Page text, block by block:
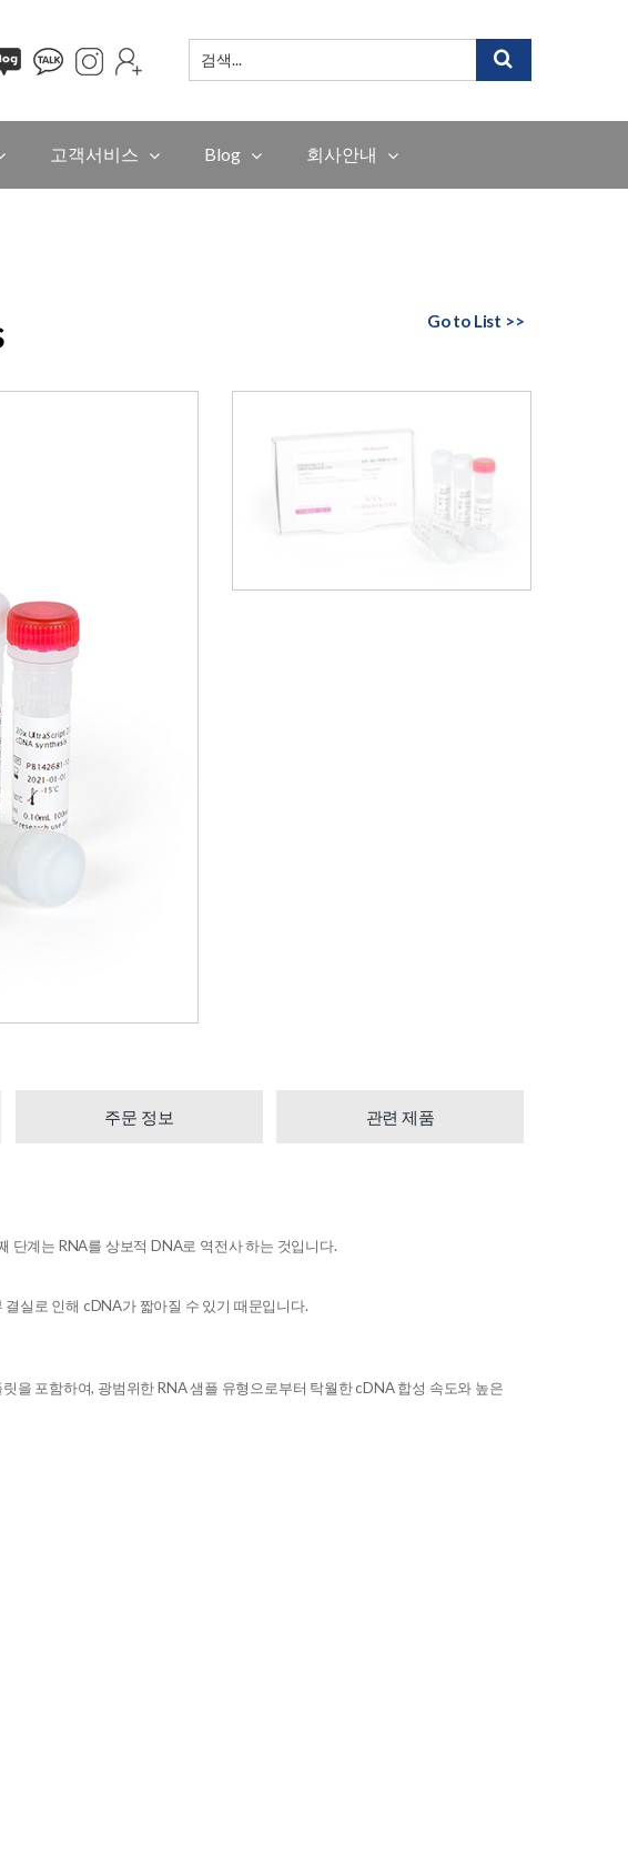
검
색
고객서비스 Blog 회사안내
Go to List >>
주문 정보 관련 제품
단계는 RNA를 상보적 DNA로 역전사 하는 것입니다.
실로 인해 cDNA가 짧아질 수 있기 때문입니다.
을 포함하여, 광범위한 RNA 샘플 유형으로부터 탁월한 cDNA 합성 속도와 높은